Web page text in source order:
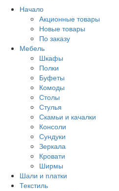
Зеркала
Кровати
Ширмы
Подушки на стулья
Металлические изделия
Цветы
Вазы
Бусы
Кулоны
Кольца
Серьги
Комплекты
Другое
Начало
Акционные товары
Новые товары
По заказу
Мебель
Шкафы
Полки
Буфеты
Комоды
Столы
Стулья
Скамьи и качалки
Консоли
Сундуки
Зеркала
Кровати
Ширмы
Шали и платки
Текстиль